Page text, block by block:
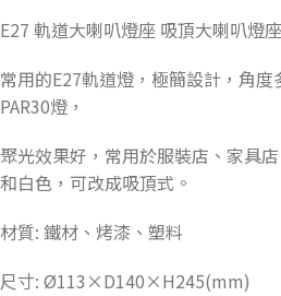
E27 軌道大喇叭燈座 吸頂大喇叭燈座
常用的E27軌道燈，極簡設計，角度
PAR30燈，
聚光效果好，常用於服裝店、家具
和白色，可改成吸頂式。
材質: 鐵材、烤漆、塑料
尺寸: Ø113×D140×H245(mm)